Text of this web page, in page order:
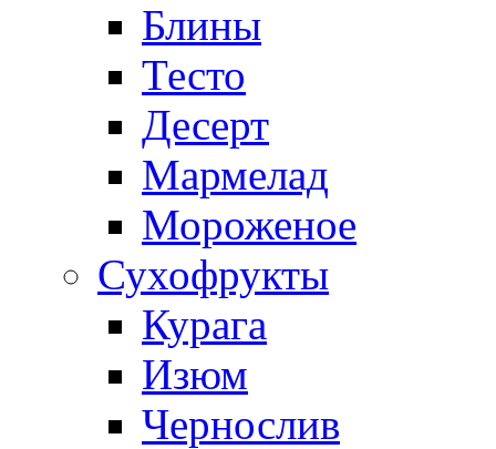
Блины
Тесто
Десерт
Мармелад
Мороженое
Сухофрукты
Курага
Изюм
Чернослив